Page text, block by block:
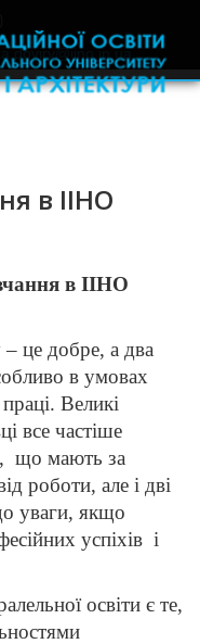
в ІІНО
в ІІНО
це добре, а два
в умовах
Великі
все частіше
що мають за
роботи, але і дві
уваги, якщо
успіхів і
освіти є те,